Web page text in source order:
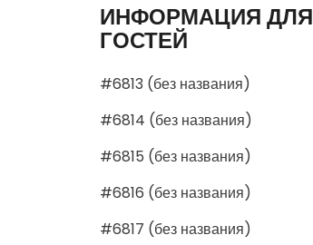
ИНФОРМАЦИЯ ДЛЯ
ГОСТЕЙ
#6813 (без названия)
#6814 (без названия)
#6815 (без названия)
#6816 (без названия)
#6817 (без названия)